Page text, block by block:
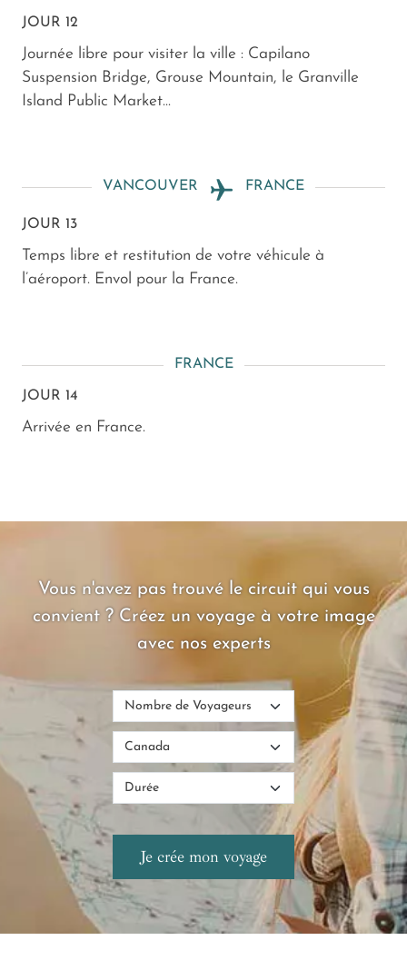
JOUR 12
Journée libre pour visiter la ville : Capilano
Suspension Bridge, Grouse Mountain, le Granville
Island Public Market...
VANCOUVER FRANCE
JOUR 13
Temps libre et restitution de votre véhicule à
l’aéroport. Envol pour la France.
FRANCE
JOUR 14
Arrivée en France.
Vous n'avez pas trouvé le circuit qui vous
convient ? Créez un voyage à votre image
avec nos experts